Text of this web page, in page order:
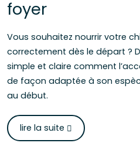
foyer
Vous souhaitez nourrir votre
correctement dès le départ ?
simple et claire comment
de façon adaptée à son
au début.
lire la suite